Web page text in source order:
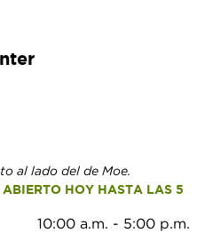
al lado del de Moe.
HOY HASTA LAS 5
10:00 a.m. - 5:00 p.m.